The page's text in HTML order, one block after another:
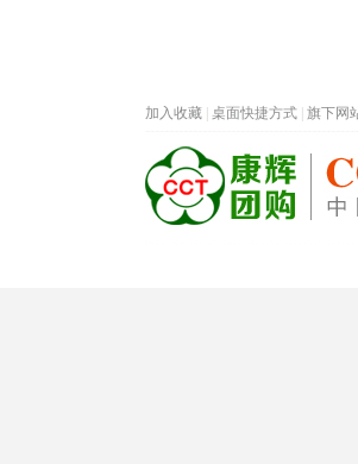
加入收藏 桌面快捷方式 旗下网